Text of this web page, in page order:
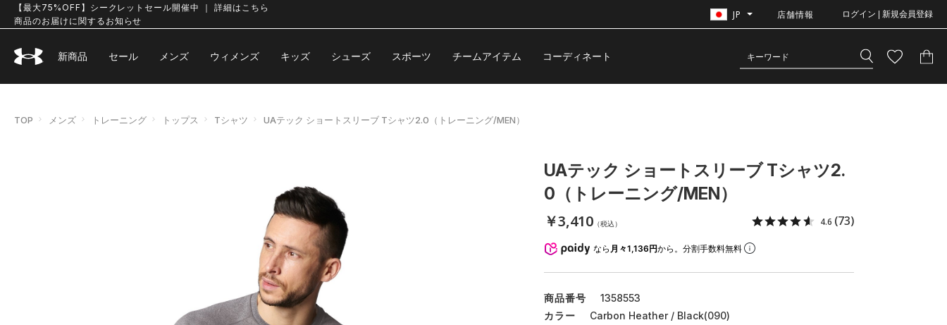
【最大75%OFF】シークレットセール開催中 ｜ 詳細はこちら
商品のお届けに関するお知らせ
JP 店舗情報 ログイン | 新規会員登録
新商品 セール メンズ ウィメンズ キッズ シューズ スポーツ チームアイテム コーディネート
TOP メンズ トレーニング トップス Tシャツ UAテック ショートスリーブ Tシャツ2.0（トレーニング/MEN）
UAテック ショートスリーブ Tシャツ2.
0（トレーニング/MEN）
￥3,410 （税込） 4.6 (73)
なら 月々1,136円から。分割手数料無料
商品番号
1358553
カラー
Carbon Heather / Black(090)